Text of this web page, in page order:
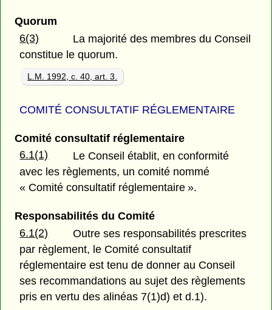
Quorum
6(3)
La majorité des membres du Conseil
constitue le quorum.
L.M. 1992, c. 40, art. 3.
COMITÉ CONSULTATIF RÉGLEMENTAIRE
Comité consultatif réglementaire
6.1(1)
Le Conseil établit, en conformité
avec les règlements, un comité nommé
« Comité consultatif réglementaire ».
Responsabilités du Comité
6.1(2)
Outre ses responsabilités prescrites
par règlement, le Comité consultatif
réglementaire est tenu de donner au Conseil
ses recommandations au sujet des règlements
pris en vertu des alinéas 7(1)d) et d.1).